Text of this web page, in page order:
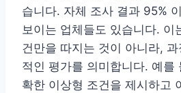
습니다. 자체 조사 결과 95%
보이는 업체들도 있습니다. 이
건만을 따지는 것이 아니라,
적인 평가를 의미합니다. 예를
확한 이상형 조건을 제시하고